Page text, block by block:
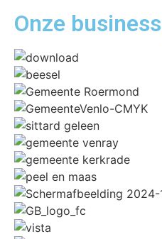
Onze business